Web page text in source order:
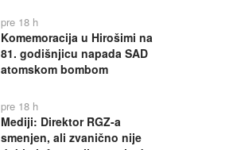
pre 18 h
Komemoracija u Hirošimi na
81. godišnjicu napada SAD
atomskom bombom
pre 18 h
Mediji: Direktor RGZ-a
smenjen, ali zvanično nije